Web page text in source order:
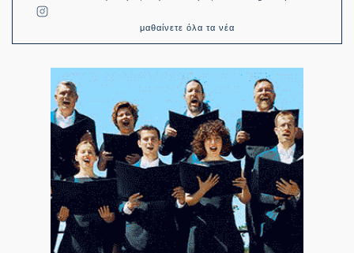
μαθαίνετε όλα τα νέα